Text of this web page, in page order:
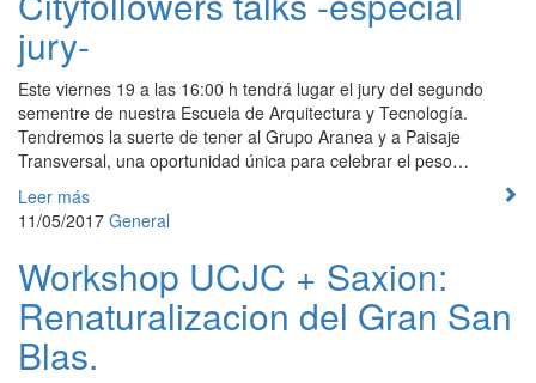
jury-
Este viernes 19 a las 16:00 h tendrá lugar el jury del segundo
sementre de nuestra Escuela de Arquitectura y Tecnología.
Tendremos la suerte de tener al Grupo Aranea y a Paisaje
Transversal, una oportunidad única para celebrar el peso…
Leer más
11/05/2017 General
Workshop UCJC + Saxion:
Renaturalizacion del Gran San
Blas.